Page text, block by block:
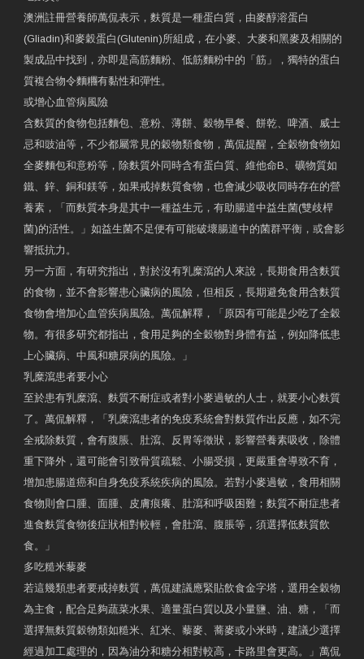
澳洲註冊營養師萬侃表示，麩質是一種蛋白質，由麥醇溶蛋白
(Gliadin)和麥穀蛋白(Glutenin)所組成，在小麥、大麥和黑麥及相關的
製成品中找到，亦即是高筋麵粉、低筋麵粉中的「筋」，獨特的蛋白
質複合物令麵糰有黏性和彈性。
或增心血管病風險
含麩質的食物包括麵包、意粉、薄餅、穀物早餐、餅乾、啤酒、威士
忌和豉油等，不少都屬常見的穀物類食物，萬侃提醒，全穀物食物如
全麥麵包和意粉等，除麩質外同時含有蛋白質、維他命B、礦物質如
鐵、鋅、銅和鎂等，如果戒掉麩質食物，也會減少吸收同時存在的營
養素，「而麩質本身是其中一種益生元，有助腸道中益生菌(雙歧桿
菌)的活性。」如益生菌不足便有可能破壞腸道中的菌群平衡，或會影
響抵抗力。
另一方面，有研究指出，對於沒有乳糜瀉的人來說，長期食用含麩質
的食物，並不會影響患心臟病的風險，但相反，長期避免食用含麩質
食物會增加心血管疾病風險。萬侃解釋，「原因有可能是少吃了全穀
物。有很多研究都指出，食用足夠的全穀物對身體有益，例如降低患
上心臟病、中風和糖尿病的風險。」
乳糜瀉患者要小心
至於患有乳糜瀉、麩質不耐症或者對小麥過敏的人士，就要小心麩質
了。萬侃解釋，「乳糜瀉患者的免疫系統會對麩質作出反應，如不完
全戒除麩質，會有腹脹、肚瀉、反胃等徵狀，影響營養素吸收，除體
重下降外，還可能會引致骨質疏鬆、小腸受損，更嚴重會導致不育，
增加患腸道癌和自身免疫系統疾病的風險。若對小麥過敏，食用相關
食物則會口腫、面腫、皮膚痕癢、肚瀉和呼吸困難；麩質不耐症患者
進食麩質食物後症狀相對較輕，會肚瀉、腹脹等，須選擇低麩質飲
食。」
多吃糙米藜麥
若這幾類患者要戒掉麩質，萬侃建議應緊貼飲食金字塔，選用全穀物
為主食，配合足夠蔬菜水果、適量蛋白質以及小量鹽、油、糖，「而
選擇無麩質穀物類如糙米、紅米、藜麥、蕎麥或小米時，建議少選擇
經過加工處理的，因為油分和糖分相對較高，卡路里會更高。」萬侃